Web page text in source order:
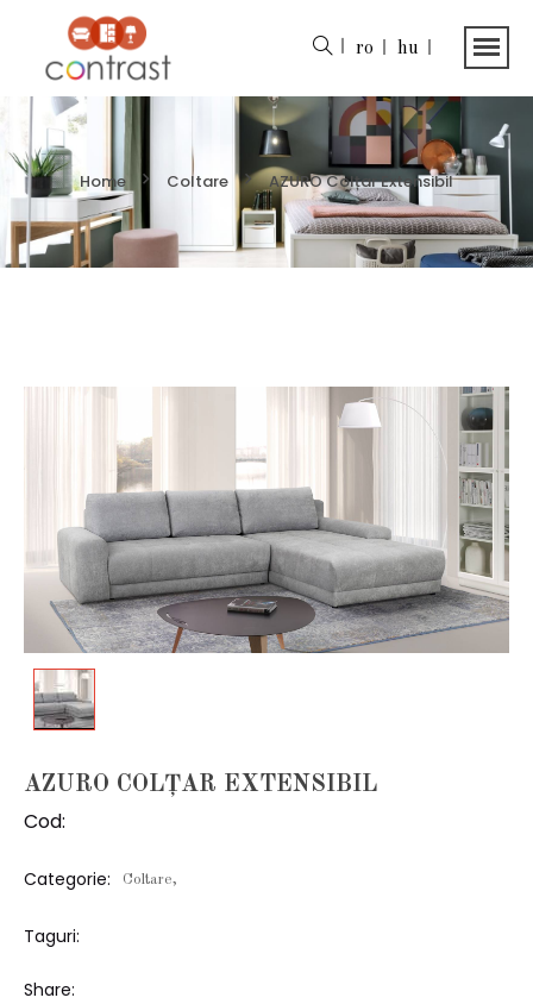
ro hu
Home Coltare AZURO Colțar Extensibil
AZURO COLȚAR EXTENSIBIL
Cod:
Categorie: Coltare,
Taguri:
Share: